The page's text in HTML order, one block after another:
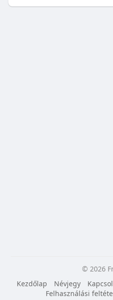
© 2026
Kezdőlap
Névjegy
Felhasználási